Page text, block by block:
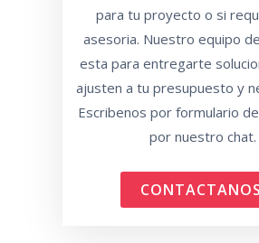
para tu proyecto o si
asesoria. Nuestro equipo
esta para entregarte
ajusten a tu presupuesto y
Escribenos por formulario
por nuestro chat.
CONTACTANOS